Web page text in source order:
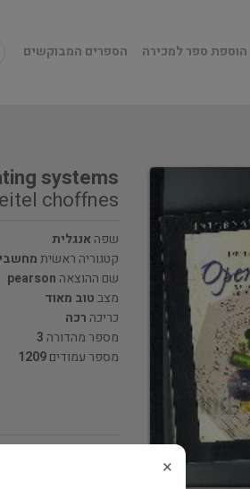
הוספת ספר למכירה הספרים המבוקשים
systems
choffnes
שפהאנגלית
קטגוריה ראשית
שם ההוצאה pearson
מצבטוב מאוד
כריכה רכה
מספר מהדורה 3
מספר עמודים1209
×